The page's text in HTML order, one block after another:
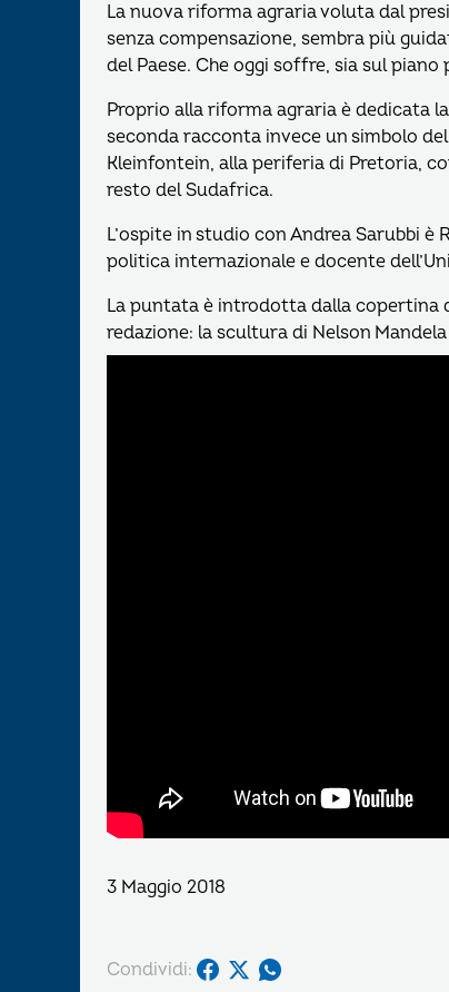
La nuova riforma agraria voluta dal
senza compensazione, sembra più
del Paese. Che oggi soffre, sia sul
Proprio alla riforma agraria è dedicata
seconda racconta invece un simbolo
Kleinfontein, alla periferia di Pretoria,
resto del Sudafrica.
L’ospite in studio con Andrea Sarubbi
politica internazionale e docente
La puntata è introdotta dalla copertina
redazione: la scultura di Nelson
3 Maggio 2018
Condividi: